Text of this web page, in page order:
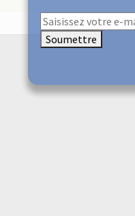
Soumettre